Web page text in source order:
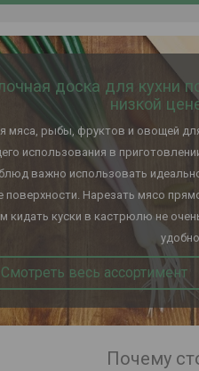
доска для кухни
низкой
мяса, рыбы, фруктов и овощей
использования в
важно использовать
поверхности. Нарезать мясо
кидать куски в кастрюлю не
Смотреть весь ассортимент
Почему